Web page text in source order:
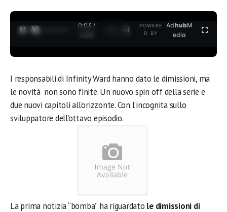
0:03 /
3:35
POWERE
D BY
AdhubM
edia
I responsabili di Infinity Ward hanno dato le dimissioni, ma
le novità non sono finite. Un nuovo spin off della serie e
due nuovi capitoli all’orizzonte. Con l’incognita sullo
sviluppatore dell’ottavo episodio.
La prima notizia “bomba” ha riguardato le dimissioni di